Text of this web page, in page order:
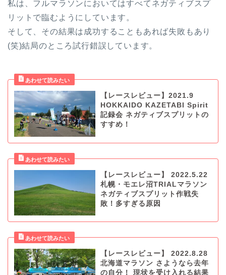
私は、フルマラソンにおいてはすべてネガティブスプ
リットで臨むようにしています。
そして、その結果は成功することもあれば失敗もあり
(笑)結局のところ試行錯誤しています。
【レースレビュー】2021.9
HOKKAIDO KAZETABI Spirit
記録会 ネガティブスプリットの
すすめ！
【レースレビュー】 2022.5.22
札幌・モエレ沼TRIALマラソン
ネガティブスプリット作戦失
敗！多すぎる原因
【レースレビュー】 2022.8.28
北海道マラソン さようなら去年
の自分！ 現状を受け入れる結果